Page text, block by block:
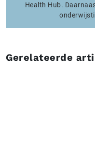
Health Hub.
Gerelateerde